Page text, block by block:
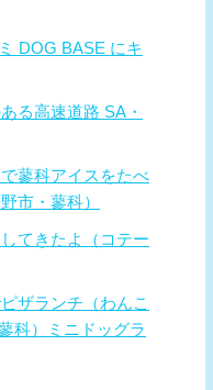
DOG BASE にキ
る高速道路 SA・
蓼科アイスをたべ
市・蓼科）
てきたよ（コテー
ザランチ（わんこ
科）ミニドッグラ